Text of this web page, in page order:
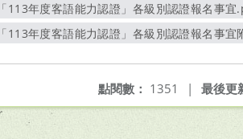
「113年度客語能力認證」各級別認證報名事
另開新視窗
「113年度客語能力認證」各級別認證報名事
最後更
點閱數： 1351 |